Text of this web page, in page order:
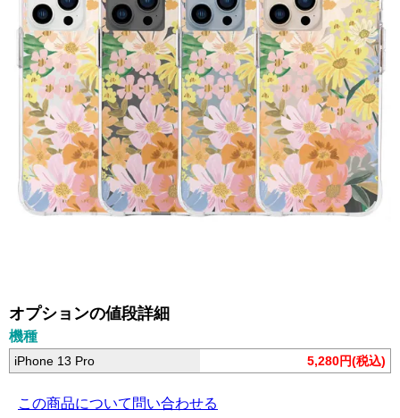
オプションの値段詳細
機種
iPhone 13 Pro 5,280円(税込)
この商品について問い合わせる